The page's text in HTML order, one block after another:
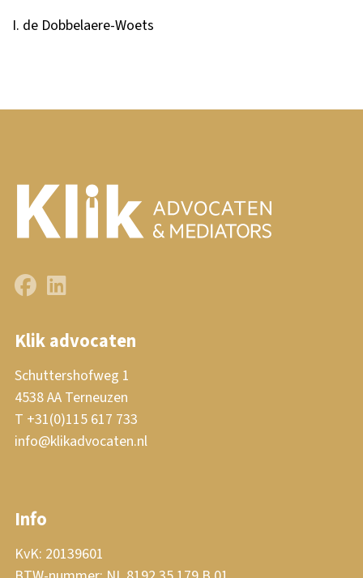
I. de Dobbelaere-Woets
Klik advocaten
Schuttershofweg 1
4538 AA Terneuzen
T +31(0)115 617 733
info@klikadvocaten.nl
Info
KvK: 20139601